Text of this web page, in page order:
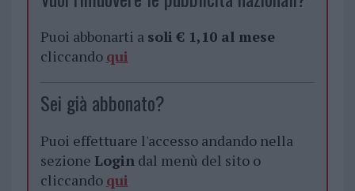
Puoi abbonarti a soli € 1,10 al mese
cliccando qui
Sei già abbonato?
Puoi effettuare l'accesso andando nella
sezione Logindal menù del sito o
cliccando qui